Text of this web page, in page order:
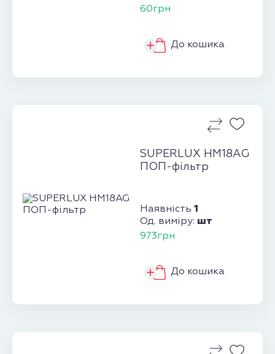
60грн
До кошика
SUPERLUX HM18AG
ПОП-фільтр
Наявність 1
Од. виміру: шт
973грн
До кошика